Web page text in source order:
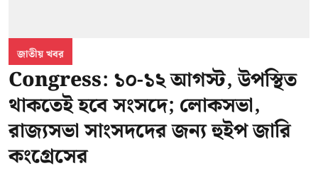
জাতীয় খবর
Congress: ১০-১২ আগস্ট, উপস্থিত
থাকতেই হবে সংসদে; লোকসভা,
রাজ্যসভা সাংসদদের জন্য হুইপ জারি
কংগ্রেসের